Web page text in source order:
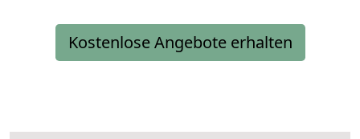
Kostenlose Angebote erhalten